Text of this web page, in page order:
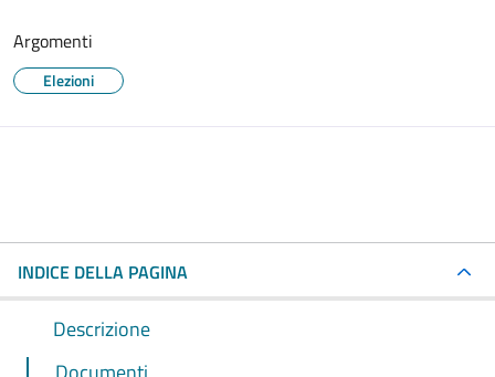
Argomenti
Elezioni
INDICE DELLA PAGINA
Descrizione